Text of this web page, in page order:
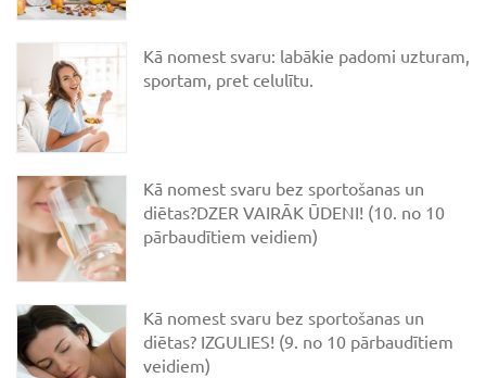
Kā nomest svaru: labākie padomi uzturam,
sportam, pret celulītu.
Kā nomest svaru bez sportošanas un
diētas?DZER VAIRĀK ŪDENI! (10. no 10
pārbaudītiem veidiem)
Kā nomest svaru bez sportošanas un
diētas? IZGULIES! (9. no 10 pārbaudītiem
veidiem)